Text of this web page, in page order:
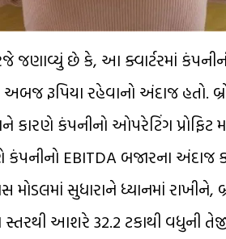
જણાવ્યું છે કે, આ
રૂપિયા રહેવાનો અંદાજ હતો.
કારણે કંપનીનો ઓપરેટિંગ પ્રોફિટ
કંપનીનો EBITDA બજારના
સુધારાને ધ્યાનમાં રાખીને,
આશરે 32.2 ટકાથી વધુની